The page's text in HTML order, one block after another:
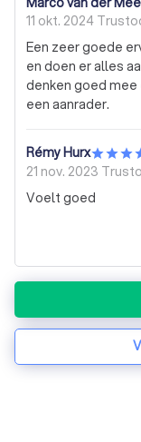
11 okt. 2024
Een zeer goede
en doen er alles
denken goed mee
een aanrader.
Rémy Hurx
21 nov. 2023
Voelt goed